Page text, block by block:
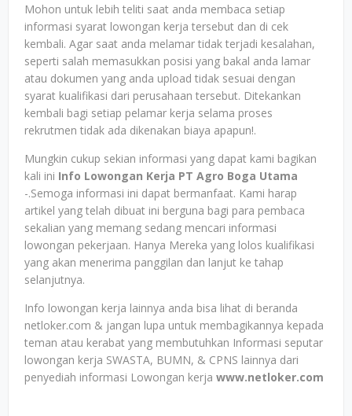
Mohon untuk lebih teliti saat anda membaca setiap
informasi syarat lowongan kerja tersebut dan di cek
kembali. Agar saat anda melamar tidak terjadi kesalahan,
seperti salah memasukkan posisi yang bakal anda lamar
atau dokumen yang anda upload tidak sesuai dengan
syarat kualifikasi dari perusahaan tersebut. Ditekankan
kembali bagi setiap pelamar kerja selama proses
rekrutmen tidak ada dikenakan biaya apapun!.
Mungkin cukup sekian informasi yang dapat kami bagikan
kali ini Info Lowongan Kerja PT Agro Boga Utama
-.Semoga informasi ini dapat bermanfaat. Kami harap
artikel yang telah dibuat ini berguna bagi para pembaca
sekalian yang memang sedang mencari informasi
lowongan pekerjaan. Hanya Mereka yang lolos kualifikasi
yang akan menerima panggilan dan lanjut ke tahap
selanjutnya.
Info lowongan kerja lainnya anda bisa lihat di beranda
netloker.com & jangan lupa untuk membagikannya kepada
teman atau kerabat yang membutuhkan Informasi seputar
lowongan kerja SWASTA, BUMN, & CPNS lainnya dari
penyediah informasi Lowongan kerja www.netloker.com